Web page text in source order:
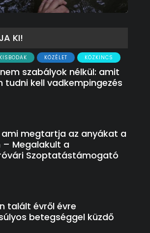
KI!
KISBODAK KÖZÉLET KÖZKINCS
szabályok nélkül: amit
tudni kell vadkempingezés
ami megtartja az anyákat a
– Megalakult a
Szoptatástámogató
talált évről évre
betegséggel küzdő